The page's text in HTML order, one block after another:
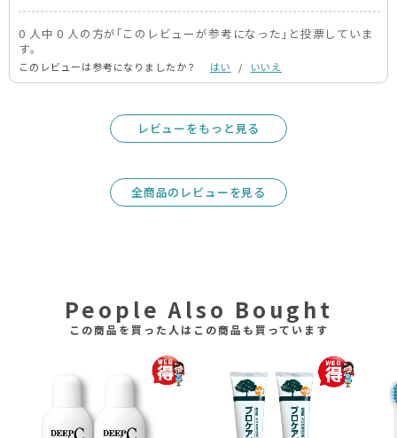
0 人中 0 人の方が｢このレビューが参考になった｣と投票していま
す。
このレビューは参考になりましたか？ はい / いいえ
レビューをもっと見る
全商品のレビューを見る
People Also Bought
この商品を買った人はこの商品も買っています